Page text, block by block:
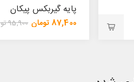
پایه گیربکس پیکان
87,400 تومان 95,900 تومان